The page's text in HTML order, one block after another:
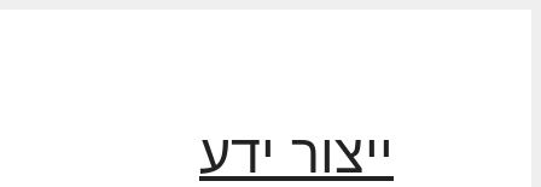
ייצור ידע